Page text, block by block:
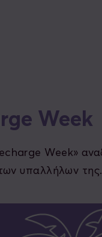
Week
Week»
υπαλλήλων της.